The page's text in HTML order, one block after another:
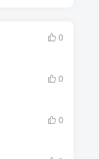
0
0
0